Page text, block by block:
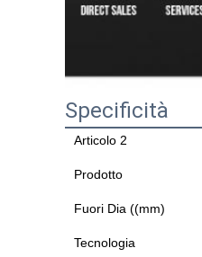
Specificità
Articolo 2
Prodotto
Fuori Dia ((mm)
Tecnologia